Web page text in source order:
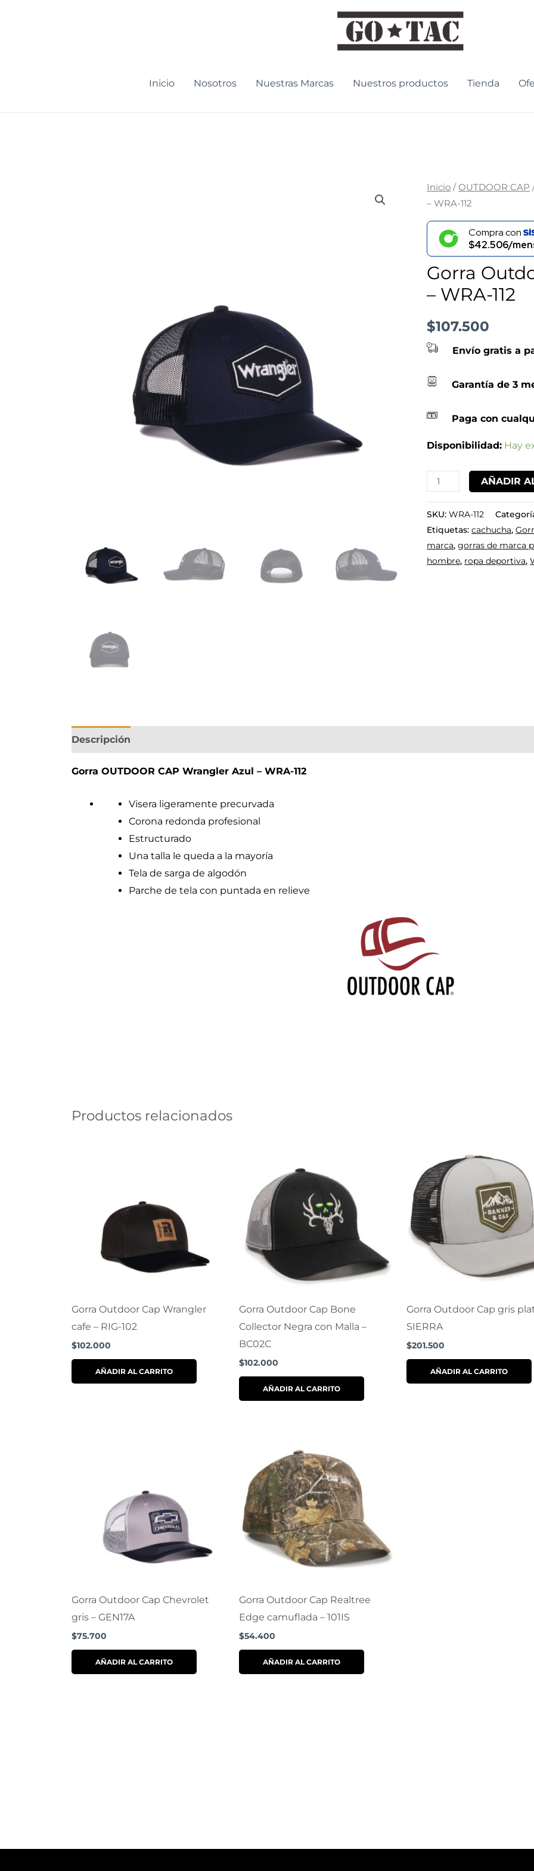
Inicio Nosotros Nuestras Marcas Nuestros productos Tienda
Inicio /OUTDOOR CAP
– WRA-112
Compra con
$42.506/
Gorra
– WRA-112
$107.500
Envío gratis a
Garantía de 3
Paga con
Disponibilidad: Hay
Gorra
Outdoor
Cap
Wrangler
Azul
-
WRA-
cantidad
AÑADIR
SKU:WRA-112
Etiquetas:cachucha,
marca,gorras de marca
hombre, ropa deportiva,
Descripción
Gorra OUTDOOR CAP Wrangler Azul – WRA-112
Visera ligeramente precurvada
Corona redonda profesional
Estructurado
Una talla le queda a la mayoría
Tela de sarga de algodón
Parche de tela con puntada en relieve
Productos relacionados
Gorra Outdoor Cap Wrangler
cafe – RIG-102
$102.000
AÑADIR AL CARRITO
Gorra Outdoor Cap Bone
Collector Negra con Malla –
BC02C
$102.000
AÑADIR AL CARRITO
Gorra Outdoor Cap gris
SIERRA
$201.500
AÑADIR AL CARRITO
Gorra Outdoor Cap Chevrolet
gris – GEN17A
$75.700
AÑADIR AL CARRITO
Gorra Outdoor Cap Realtree
Edge camuflada – 101IS
$54.400
AÑADIR AL CARRITO